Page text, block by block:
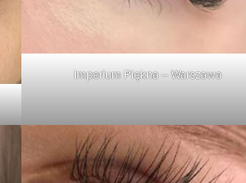
Imperium Piękna – Warszawa